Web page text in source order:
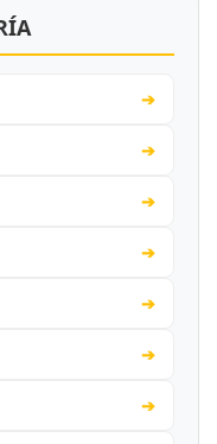
➔
➔
➔
➔
➔
➔
➔